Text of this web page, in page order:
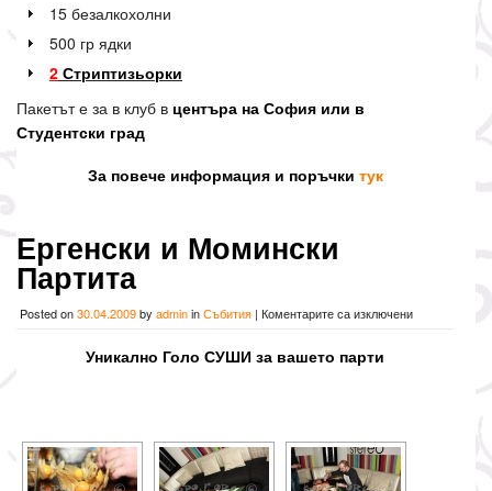
15 безалкохолни
500 гр ядки
2 Стриптизьорки
Пакетът е за в клуб в центъра на София или в
Студентски град
За повече информация и поръчки тук
Ергенски и Момински
Партита
Posted on30.04.2009by admininСъбития | Коментарите са изключениза
Уникално Голо СУШИ за вашето парти